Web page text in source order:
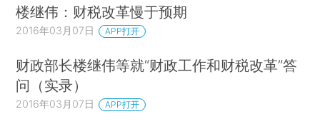
楼继伟：财税改革慢于预期
2016年03月07日 APP打开
财政部长楼继伟等就“财政工作和财税改革”答
问（实录）
2016年03月07日 APP打开